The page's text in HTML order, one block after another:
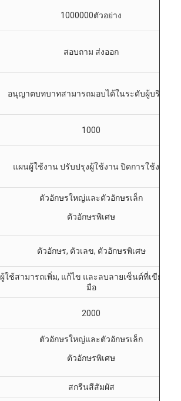
1000000ตัวอย่าง
สอบถาม ส่งออก
อนุญาตบทบาทสามารถมอบได้ในระดับผู้บริหาร
1000
แผนผู้ใช้งาน ปรับปรุงผู้ใช้งาน ปิดการใช้งาน
ตัวอักษรใหญ่และตัวอักษรเล็ก
ตัวอักษรพิเศษ
ตัวอักษร, ตัวเลข, ตัวอักษรพิเศษ
ผู้ใช้สามารถเพิ่ม, แก้ไข และลบลายเซ็นต์ที่เขียนด้ว
มือ
2000
ตัวอักษรใหญ่และตัวอักษรเล็ก
ตัวอักษรพิเศษ
สกรีนสีสัมผัส